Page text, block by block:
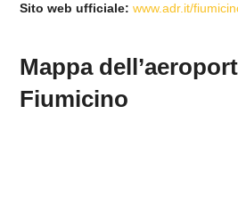
Sito web ufficiale: www.adr.it/
Mappa
Fiumicino